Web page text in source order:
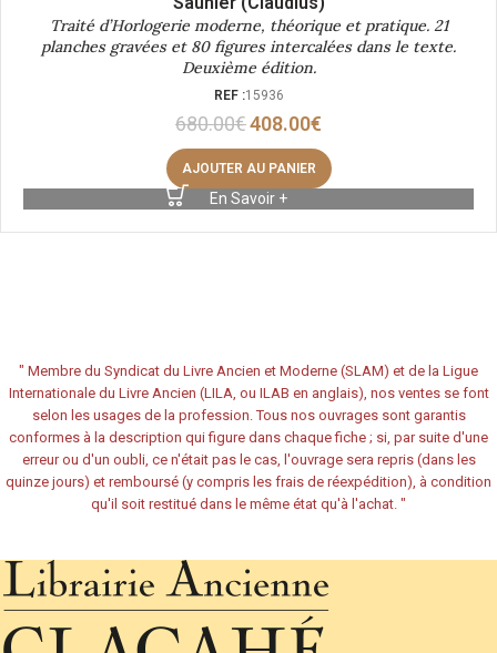
Traité d’Horlogerie moderne, théorique et pratique. 21
planches gravées et 80 figures intercalées dans le texte.
Deuxième édition.
REF :15936
680.00€408.00€
AJOUTER AU PANIER
En Savoir +
" Membre du Syndicat du Livre Ancien et Moderne (SLAM) et de la Ligue
Internationale du Livre Ancien (LILA, ou ILAB en anglais), nos ventes se font
selon les usages de la profession. Tous nos ouvrages sont garantis
conformes à la description qui figure dans chaque fiche ; si, par suite d'une
erreur ou d'un oubli, ce n'était pas le cas, l'ouvrage sera repris (dans les
quinze jours) et remboursé (y compris les frais de réexpédition), à condition
qu'il soit restitué dans le même état qu'à l'achat. "